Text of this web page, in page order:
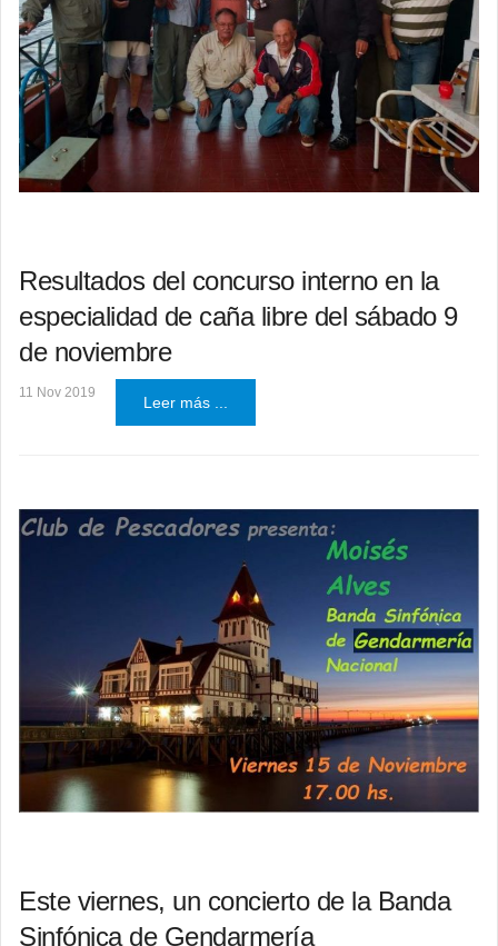
Resultados del concurso interno en la
especialidad de caña libre del sábado 9
de noviembre
11 Nov 2019
Leer más ...
Este viernes, un concierto de la Banda
Sinfónica de Gendarmería